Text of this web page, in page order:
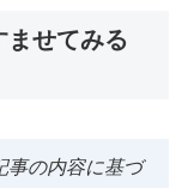
ませてみる
事の内容に基づ